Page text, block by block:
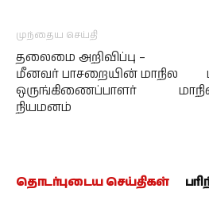
முந்தைய செய்தி
தலைமை அறிவிப்பு –
மீனவர் பாசறையின் மாநில
ஒருங்கிணைப்பாளர்
நியமனம்
தொடர்புடைய செய்திகள்